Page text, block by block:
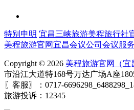
特别申明 宜昌三峡旅游美程旅行社
美程旅游官网宜昌会议公司会议服务
Copyright © 2026 美程旅游官网（宜
市沿江大道特168号万达广场A座
〖客服〗：0717-
旅游投诉：12345